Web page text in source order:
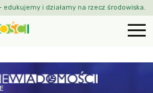
edukujemy i działamy na rzecz środowiska.